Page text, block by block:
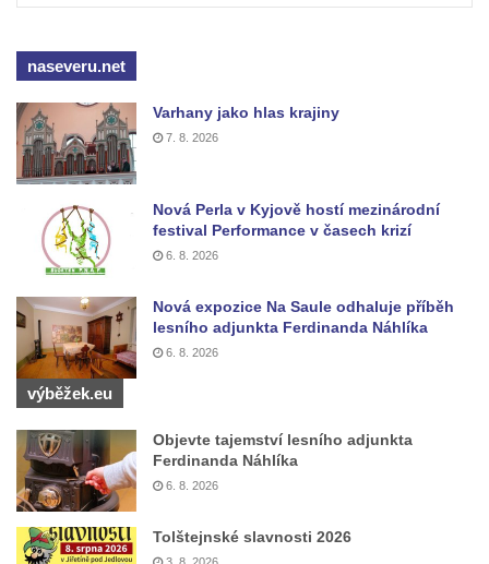
Hoře
Benešově nad Ploučnicí
Kenotaf Augusta Michela na hřbitově v
Benešově nad Ploučnicí
Hrob Šumových na hřbitově v Benešově
nad Ploučnicí
Hrob Theodora Sommera na hřbitově v
Benešově nad Ploučnicí
Hrob Wendelina Janiche na hřbitově v
Benešově nad Ploučnicí
Hrob Christodoulona Panayiotise na
hřbitově v Benešově nad Ploučnicí
Hrob Franze Wünsche na hřbitově v
Benešově nad Ploučnicí
Pamětní desky obětem 1. světové války v
kapli Panny Marie Bolestné v Benešově
naseveru.net
Varhany jako hlas krajiny
7. 8. 2026
Nová Perla v Kyjově hostí mezinárodní
festival Performance v časech krizí
6. 8. 2026
Nová expozice Na Saule odhaluje příběh
lesního adjunkta Ferdinanda Náhlíka
6. 8. 2026
výběžek.eu
Objevte tajemství lesního adjunkta
Ferdinanda Náhlíka
6. 8. 2026
Tolštejnské slavnosti 2026